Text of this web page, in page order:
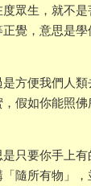
眾生，就不
覺，意思是
方便我們人
假如你能照
只要你手上
隨所有物」